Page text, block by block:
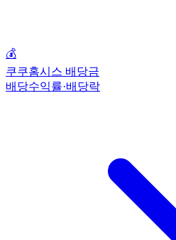
💰
쿠쿠홈시스 배당금
배당수익률·배당락